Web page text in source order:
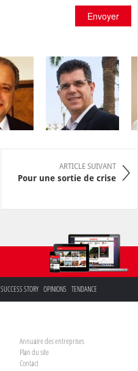
Envoyer
ARTICLE SUIVANT
Pour une sortie de crise
SUCCESS STORY OPINIONS TENDANCE
Annuaire des entreprises
Plan du site
Contact